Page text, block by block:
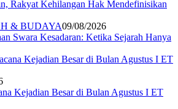
& BUDAYA09/08/2026
Swara Kesadaran: Ketika Sejarah Hanya
Kejadian Besar di Bulan Agustus I ET